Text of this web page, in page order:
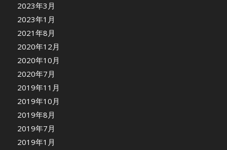
2023年3月
2023年1月
2021年8月
2020年12月
2020年10月
2020年7月
2019年11月
2019年10月
2019年8月
2019年7月
2019年1月